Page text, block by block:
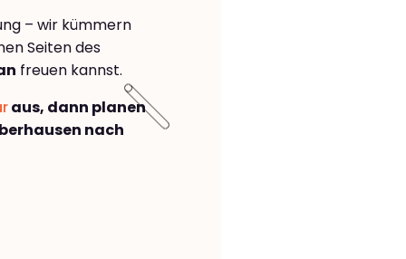
– wir kümmern
Seiten des
freuen kannst.
aus, dann planen
nach